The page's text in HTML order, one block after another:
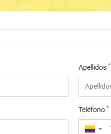
Apellidos *
Teléfono *
▼